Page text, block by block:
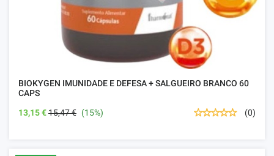
BIOKYGEN IMUNIDADE E DEFESA + SALGUEIRO BRANCO 60
CAPS
13,15 €15,47 € (15%) (0)